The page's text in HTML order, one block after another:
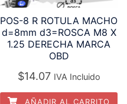
POS-8 R ROTULA MACHO
d=8mm d3=ROSCA M8 X
1.25 DERECHA MARCA
OBD
$14.07 IVA Incluido
AÑADIR AL CARRITO